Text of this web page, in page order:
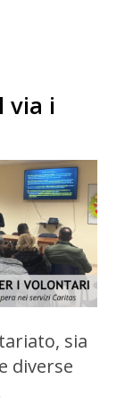
via i
sia
diverse